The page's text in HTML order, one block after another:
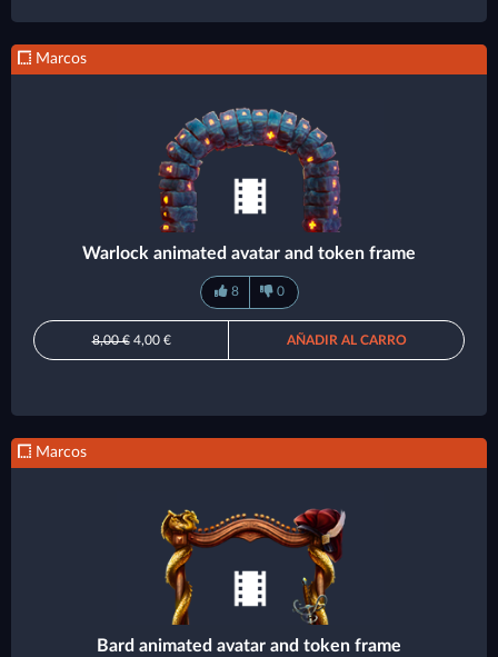
Marcos
Warlock animated avatar and token frame
8 0
8,00 €4,00 € AÑADIR AL CARRO
Marcos
Bard animated avatar and token frame